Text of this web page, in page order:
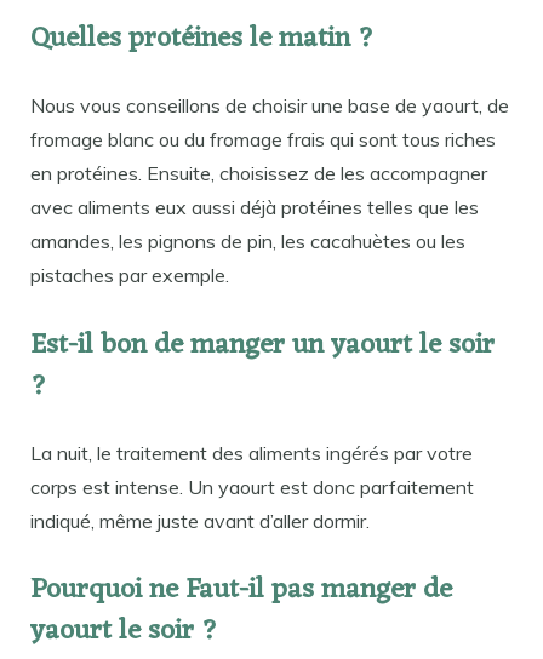
Quelles protéines le matin ?
Nous vous conseillons de choisir une base de yaourt, de
fromage blanc ou du fromage frais qui sont tous riches
en protéines. Ensuite, choisissez de les accompagner
avec aliments eux aussi déjà protéines telles que les
amandes, les pignons de pin, les cacahuètes ou les
pistaches par exemple.
Est-il bon de manger un yaourt le soir
?
La nuit, le traitement des aliments ingérés par votre
corps est intense. Un yaourt est donc parfaitement
indiqué, même juste avant d’aller dormir.
Pourquoi ne Faut-il pas manger de
yaourt le soir ?